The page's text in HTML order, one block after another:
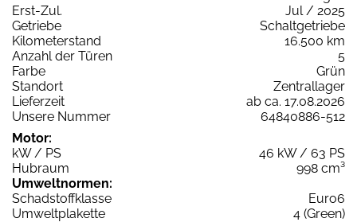
Erst-Zul.
Jul / 2025
Getriebe
Schaltgetriebe
Kilometerstand
16.500 km
Anzahl der Türen
5
Farbe
Grün
Standort
Zentrallager
Lieferzeit
ab ca. 17.08.2026
Unsere Nummer
64840886-512
Motor:
kW / PS
46 kW / 63 PS
Hubraum
998 cm³
Umweltnormen:
Schadstoffklasse
Euro6
Umweltplakette
4 (Green)